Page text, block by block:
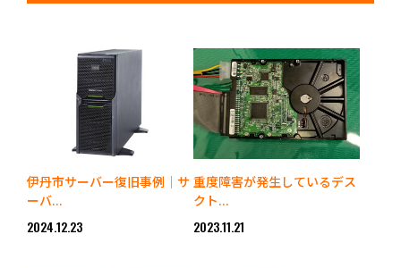
伊丹市サーバー復旧事例｜サ
ーバ...
2024.12.23
重度障害が発生しているデス
クト...
2023.11.21